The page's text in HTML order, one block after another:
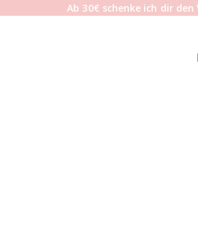
Ab 30€ schenke ich dir den